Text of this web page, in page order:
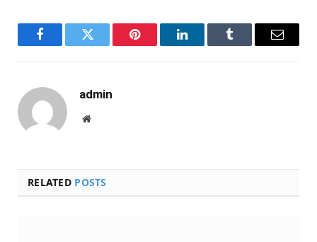
FacebookTwitter Pinterest LinkedInTumblr Email
admin
Website
RELATED POSTS